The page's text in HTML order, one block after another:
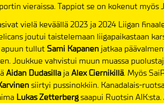
vieraissa. Tappiot se on kokenut myös
vielä keväällä 2023 ja 2024 Liigan
joutui taistelemaan liigapaikastaan
tullut Sami Kapanen jatkaa
Joukkue vahvistui muun muassa
Aidan Dudasilla jaAlex Ciernikillä. Myös
siirtyi pussinokkiin. Kanadalais-
Lukas Zetterbergsaapui Ruotsin